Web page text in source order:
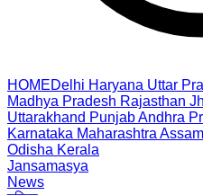
HOMEDelhi Haryana Uttar
Madhya Pradesh Rajasthan
Uttarakhand PunjabAndhra
Karnataka Maharashtra Assam
Odisha Kerala
Jansamasya
News